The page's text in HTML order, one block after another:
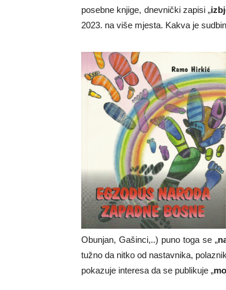
posebne knjige, dnevnički zapisi „
2023. na više mjesta. Kakva je
Obunjan, Gašinci,..) puno toga se „
tužno da nitko od nastavnika,
pokazuje interesa da se publikuje „